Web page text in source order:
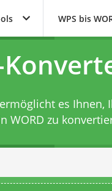
WPS bis
es Ihnen,
WORD zu